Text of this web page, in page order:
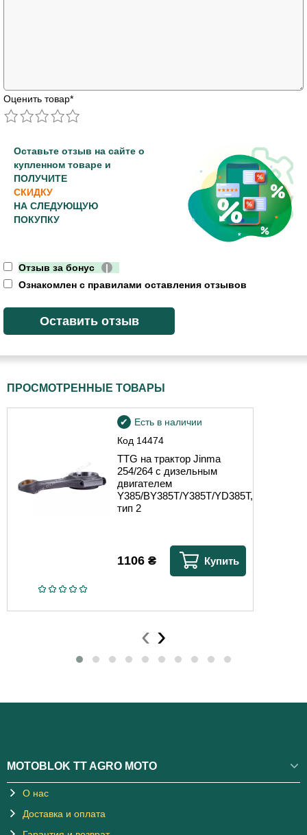
Оценить товар*
Оставьте отзыв на сайте о
купленном товаре и
ПОЛУЧИТЕ
СКИДКУ
НА СЛЕДУЮЩУЮ
ПОКУПКУ
Отзыв за бонус
|
Ознакомлен с правилами оставления отзывов
ПРОСМОТРЕННЫЕ ТОВАРЫ
Код 14474
Есть в наличии
TTG на трактор Jinma
254/264 с дизельным
двигателем
Y385/BY385T/Y385T/YD385T,
тип 2
1106 ₴ Купить
‹ ›
MOTOBLOK TT AGRO MOTO
О нас
Доставка и оплата